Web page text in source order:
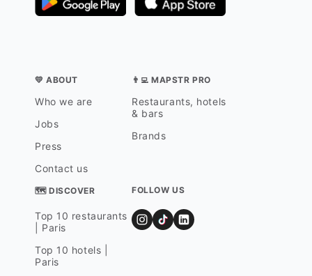
💛 ABOUT
Who we are
Jobs
Press
Contact us
👨‍💻 MAPSTR PRO
Restaurants, hotels
& bars
Brands
🗺 DISCOVER
Top 10 restaurants
| Paris
Top 10 hotels |
Paris
FOLLOW US